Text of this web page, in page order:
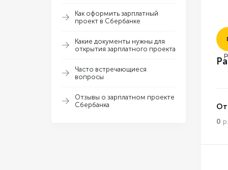
Как оформить зарплатный
проект в Сбербанке
Какие документы нужны для
открытия зарплатного проекта
Часто встречающиеся
вопросы
Отзывы о зарплатном проекте
Сбербанка
0 р.